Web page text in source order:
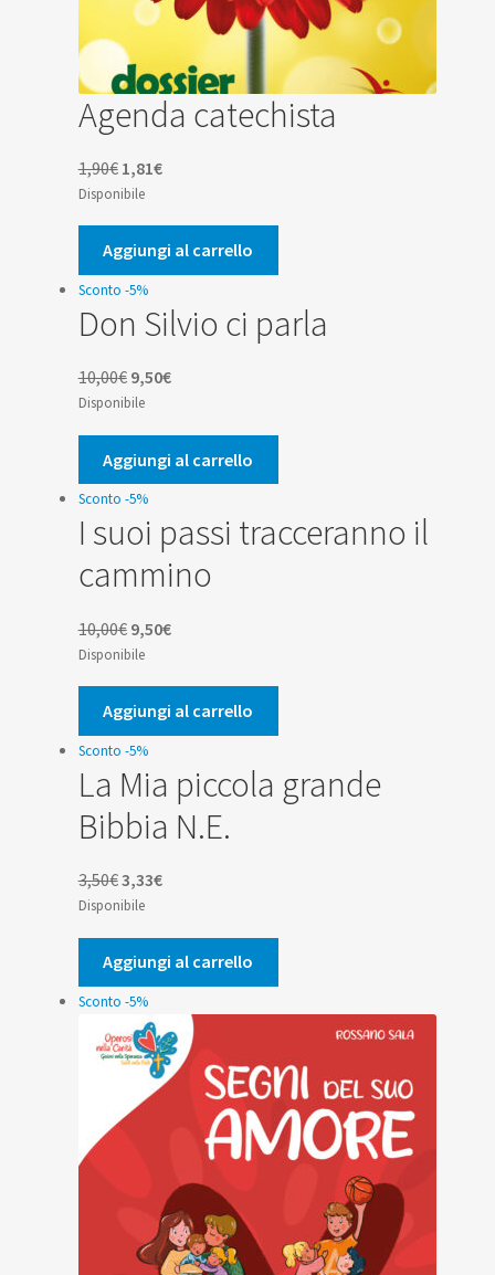
Agenda catechista
1,90€ Il
prezzo
originale
era:
1,90€.
1,81€Il
attuale
è:
1,81€.
Disponibile
Aggiungi al carrello
Sconto -5%
Don Silvio ci parla
10,00€ Il
prezzo
originale
era:
10,00€.
9,50€Il
attuale
è:
9,50€.
Disponibile
Aggiungi al carrello
Sconto -5%
I suoi passi tracceranno il
cammino
10,00€ Il
prezzo
originale
era:
10,00€.
9,50€Il
attuale
è:
9,50€.
Disponibile
Aggiungi al carrello
Sconto -5%
La Mia piccola grande
Bibbia N.E.
3,50€Il
prezzo
originale
era:
3,50€.
3,33€Il
attuale
è:
3,33€.
Disponibile
Aggiungi al carrello
Sconto -5%